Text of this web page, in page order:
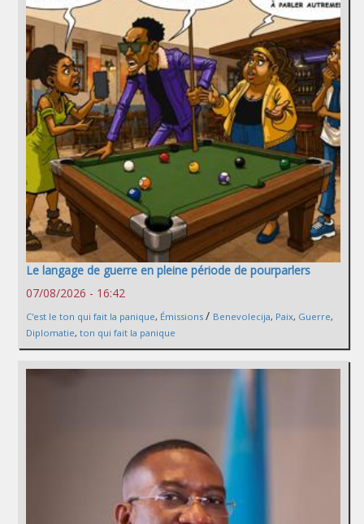
Le langage de guerre en pleine période de pourparlers
07/08/2026 - 16:42
C'est le ton qui fait la panique, Émissions / Benevolecija, Paix, Guerre,
Diplomatie, ton qui fait la panique